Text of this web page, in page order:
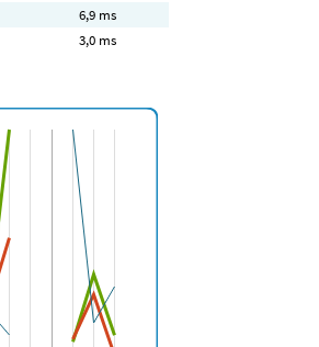
6,9 ms
3,0 ms